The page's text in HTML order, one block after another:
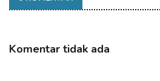
Komentar tidak ada